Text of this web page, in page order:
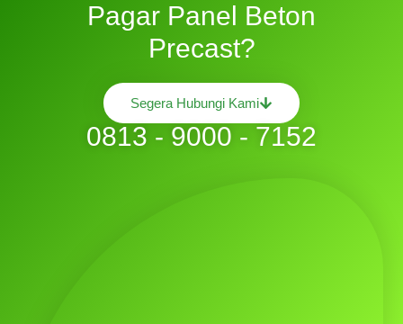
Pagar Panel Beton
Precast?
Segera Hubungi Kami
0813 - 9000 - 7152